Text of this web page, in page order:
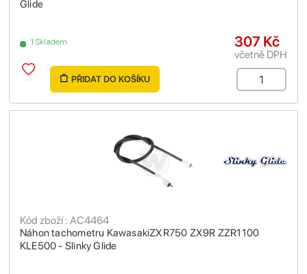
Glide
1 Skladem 307 Kč
včetně DPH
PŘIDAT DO KOŠÍKU
Náhon tachometru KawasakiZXR750 ZX9R ZZR1100
KLE500 - Slinky Glide
Kód zboží : AC4464